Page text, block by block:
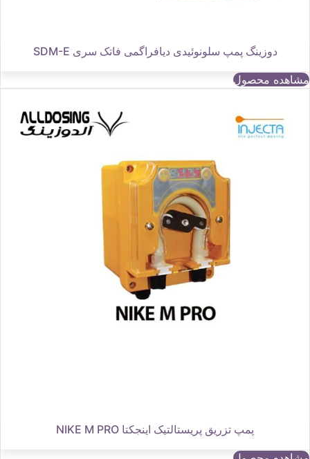
دوزینگ پمپ سلونوئیدی دیافراگمی فاتک سری SDM-E
مشاهده محصول
پمپ تزریق پریستالتیک اینجکتا NIKE M PRO